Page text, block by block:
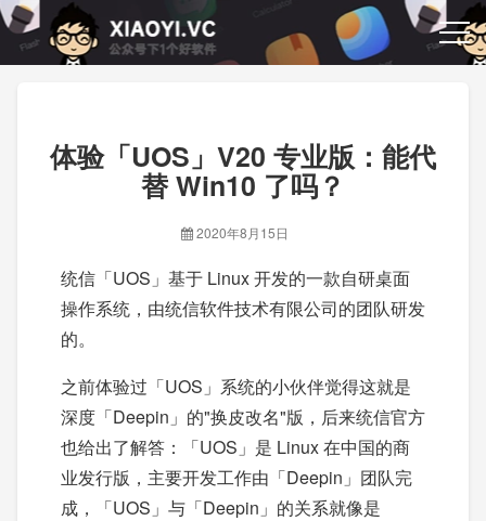
体验「UOS」V20 专业版：能代
替 Win10 了吗？
2020年8月15日
统信「UOS」基于 Linux 开发的一款自研桌面
操作系统，由统信软件技术有限公司的团队研发
的。
之前体验过「UOS」系统的小伙伴觉得这就是
深度「Deepin」的"换皮改名"版，后来统信官方
也给出了解答：「UOS」是 Linux 在中国的商
业发行版，主要开发工作由「Deepin」团队完
成，「UOS」与「Deepin」的关系就像是